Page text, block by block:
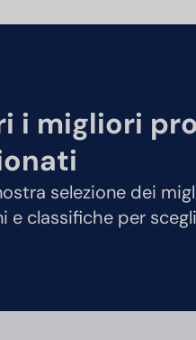
i migliori
selezione dei
e classifiche per